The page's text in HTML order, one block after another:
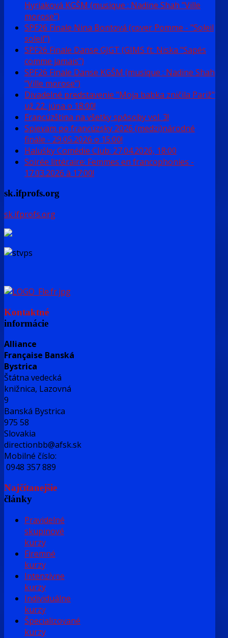
Hyriaková KGŠM (musique : Nadine Shah "Ville
morose")
SPF26 Finale Nina Bontová (cover Pomme - "Soleil
soleil")
SPF26 Finale Danse GJGT (GIMS ft. Niska "Sapés
comme jamais")
SPF26 Finale Danse KGŠM (musique : Nadine Shah
"Ville morose")
Divadelné predstavenie "Moja babka zničila Pariž"
už 22. júna o 18:00!
Francúzština na všetky spôsoby vol. 3!
Spievam po francúzsky 2026 (medzi)národné
finále - 29.05.2026 o 15:00!
Halušky Comédie Club: 27.04.2026, 18:00
Soirée littéraire: Femmes en francophonies -
17.03.2026 à 17:00!
sk.ifprofs.org
sk.ifprofs.org
Kontaktné
informácie
Alliance
Française Banská
Bystrica
Štátna vedecká
knižnica, Lazovná
9
Banská Bystrica
975 58
Slovakia
directionbb@afsk.sk
Mobilné číslo:
0948 357 889
Najčítanejšie
články
Pravidelné
skupinové
kurzy
Firemné
kurzy
Intenzívne
kurzy
Individuálne
kurzy
Špecializované
kurzy